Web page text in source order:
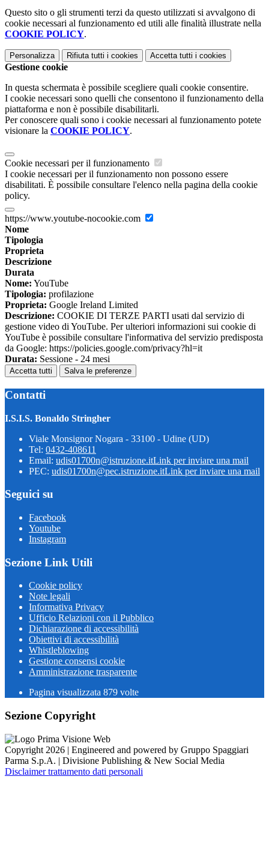
Questo sito o gli strumenti terzi da questo utilizzati si avvalgono di
cookie necessari al funzionamento ed utili alle finalità illustrate nella
COOKIE POLICY.
Personalizza Rifiuta tutti i cookies Accetta tutti i cookies
Gestione cookie
In questa schermata è possibile scegliere quali cookie consentire.
I cookie necessari sono quelli che consentono il funzionamento della
piattaforma e non è possibile disabilitarli.
Per conoscere quali sono i cookie necessari al funzionamento potete
visionare la COOKIE POLICY.
Cookie necessari per il funzionamento
I cookie necessari per il funzionamento non possono essere
disabilitati. È possibile consultare l'elenco nella pagina della cookie
policy.
https://www.youtube-nocookie.com
Nome
Tipologia
Proprieta
Descrizione
Durata
Nome: YouTube
Tipologia: profilazione
Proprieta: Google Ireland Limited
Descrizione: COOKIE DI TERZE PARTI usati dal servizio di
gestione video di YouTube. Per ulteriori informazioni sui cookie di
YouTube è possibile consultare l'informativa del servizio predisposta
da Google: https://policies.google.com/privacy?hl=it
Durata: Sessione - 24 mesi
Accetta tutti Salva le preferenze
Contatti
I.S.I.S. Bonaldo Stringher
Viale Monsignor Nogara - 33100 - Udine (UD)
Tel: 0432-408611
Email: udis01700n@istruzione.itLink per inviare una mail
PEC: udis01700n@pec.istruzione.itLink per inviare una mail
Seguici su
Facebook
Youtube
Instagram
Sezione Link Utili
Cookie policy
Note legali
Informativa Privacy
Ufficio Relazioni con il Pubblico
Dichiarazione di accessibilità
Obiettivi di accessibilità
Whistleblowing
Gestione consensi cookie
Amministrazione trasparente
Pagina visualizzata 879 volte
Sezione Copyright
Copyright 2026 | Engineered and powered by Gruppo Spaggiari
Parma S.p.A. | Divisione Publishing & New Social Media
Disclaimer trattamento dati personali